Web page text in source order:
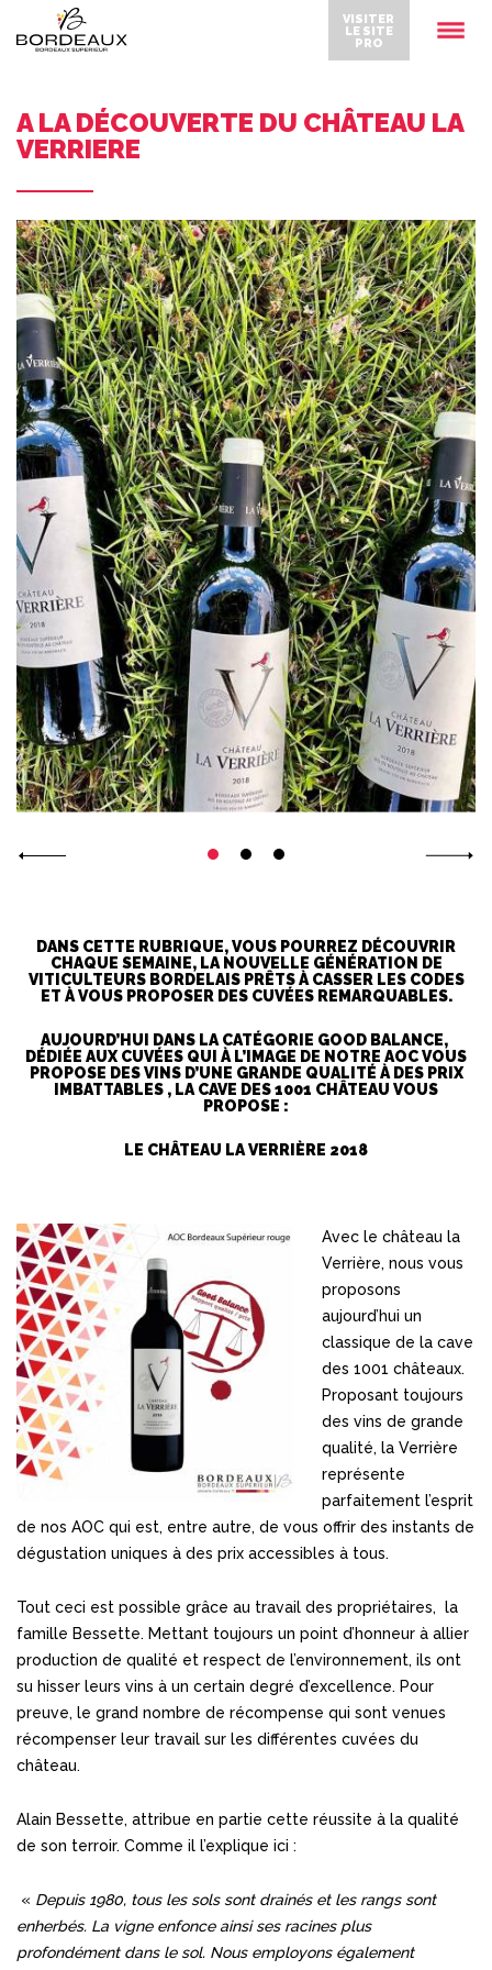
VISITER
LE SITE
PRO
DANS CETTE RUBRIQUE, VOUS POURREZ DÉCOUVRIR
CHAQUE SEMAINE, LA NOUVELLE GÉNÉRATION DE
VITICULTEURS BORDELAIS PRÊTS À CASSER LES CODES
ET À VOUS PROPOSER DES CUVÉES REMARQUABLES.
AUJOURD’HUI DANS LA CATÉGORIE GOOD BALANCE,
DÉDIÉE AUX CUVÉES QUI À L’IMAGE DE NOTRE AOC VOUS
PROPOSE DES VINS D’UNE GRANDE QUALITÉ À DES PRIX
IMBATTABLES , LA CAVE DES 1001 CHÂTEAU VOUS
PROPOSE :
LE CHÂTEAU LA VERRIÈRE 2018
Avec le château la
Verrière, nous vous
proposons
aujourd’hui un
classique de la cave
des 1001 châteaux.
Proposant toujours
des vins de grande
qualité, la Verrière
représente
parfaitement l’esprit
de nos AOC qui est, entre autre, de vous offrir des instants de
dégustation uniques à des prix accessibles à tous.
Tout ceci est possible grâce au travail des propriétaires, la
famille Bessette. Mettant toujours un point d’honneur à allier
production de qualité et respect de l’environnement, ils ont
su hisser leurs vins à un certain degré d’excellence. Pour
preuve, le grand nombre de récompense qui sont venues
récompenser leur travail sur les différentes cuvées du
château.
Alain Bessette, attribue en partie cette réussite à la qualité
de son terroir. Comme il l’explique ici :
« Depuis 1980, tous les sols sont drainés et les rangs sont
enherbés. La vigne enfonce ainsi ses racines plus
profondément dans le sol. Nous employons également
A LA DÉCOUVERTE DU CHÂTEAU LA
VERRIERE